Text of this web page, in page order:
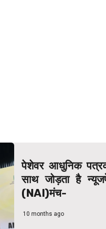
पेशेवर आधुनिक
साथ जोड़ता है
(NAI)मंच-
10 months ago